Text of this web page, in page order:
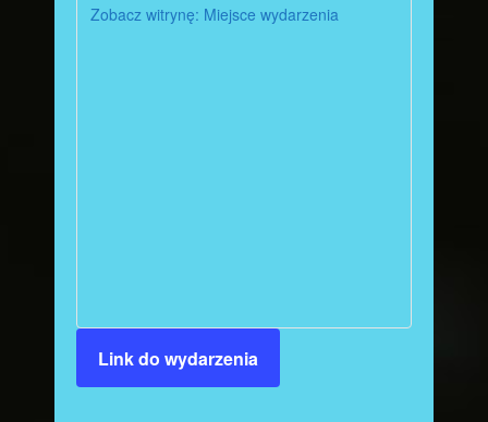
Zobacz witrynę: Miejsce wydarzenia
Link do wydarzenia